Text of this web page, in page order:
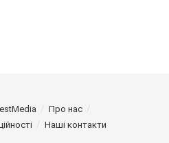
Про нас
Наші контакти